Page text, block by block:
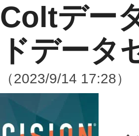
Coltデー
ドデータ
（2023/9/14 17:28）